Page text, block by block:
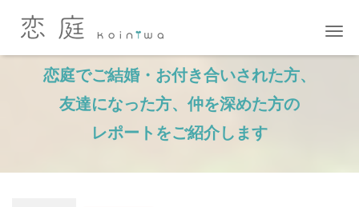
ナ
恋庭でご結婚・お付き合いされた方、
友達になった方、仲を深めた方の
レポートをご紹介します